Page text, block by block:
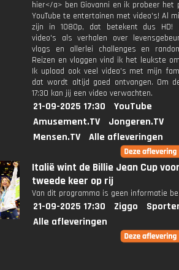
hier</a> ben Giovanni en ik probeer het
YouTube te entertainen met video's! Al
zijn in 1080p, dat betekent dus HD!
video's als verhalen over
vlogs en allerlei challenges en
Reizen en vloggen vind ik het leukste
Ik upload ook veel video's met mijn
dat wordt altijd goed ontvangen. Om
17:30 kan jij een video verwachten.
21-09-2025 17:30
YouTube
Amusement.TV
Jongeren.TV
Mensen.TV
Alle afleveringen
Italië wint de Billie Jean Cup
tweede keer op rij
Van dit programma is geen informatie
21-09-2025 17:30 Ziggo
Alle afleveringen